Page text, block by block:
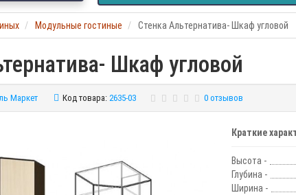
Модульные гостиные Стенка Альтернатива- Шкаф угловой
Шкаф угловой
Маркет Код товара: 2635-03 0 отзывов
Краткие
Высота -
Глубина -
Ширина -